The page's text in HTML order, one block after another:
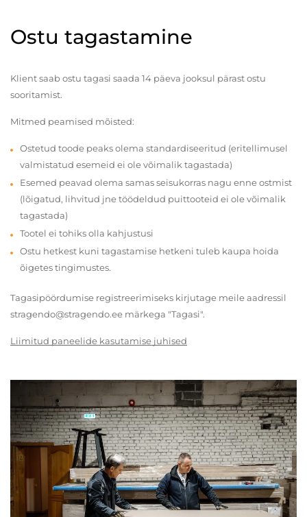
Ostu tagastamine
Klient saab ostu tagasi saada 14 päeva jooksul pärast ostu
sooritamist.
Mitmed peamised mõisted:
Ostetud toode peaks olema standardiseeritud (eritellimusel
valmistatud esemeid ei ole võimalik tagastada)
Esemed peavad olema samas seisukorras nagu enne ostmist
(lõigatud, lihvitud jne töödeldud puittooteid ei ole võimalik
tagastada)
Tootel ei tohiks olla kahjustusi
Ostu hetkest kuni tagastamise hetkeni tuleb kaupa hoida
õigetes tingimustes.
Tagasipöördumise registreerimiseks kirjutage meile aadressil
stragendo@stragendo.ee märkega "Tagasi".
Liimitud paneelide kasutamise juhised